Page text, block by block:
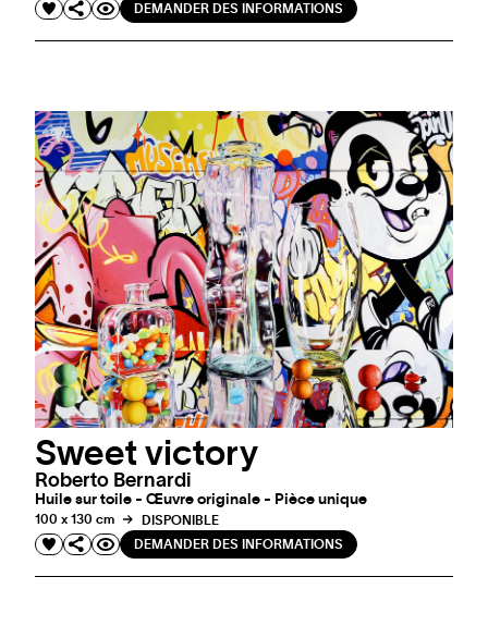
DEMANDER DES INFORMATIONS
Sweet victory
Roberto Bernardi
Huile sur toile - Œuvre originale - Pièce unique
100 x 130 cm
DISPONIBLE
DEMANDER DES INFORMATIONS